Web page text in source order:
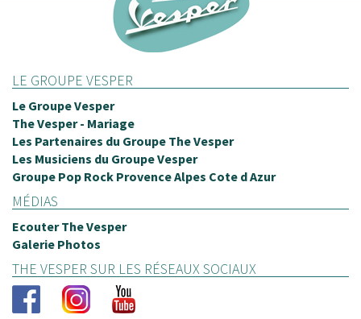
LE GROUPE VESPER
Le Groupe Vesper
The Vesper - Mariage
Les Partenaires du Groupe The Vesper
Les Musiciens du Groupe Vesper
Groupe Pop Rock Provence Alpes Cote d Azur
MÉDIAS
Ecouter The Vesper
Galerie Photos
THE VESPER SUR LES RÉSEAUX SOCIAUX